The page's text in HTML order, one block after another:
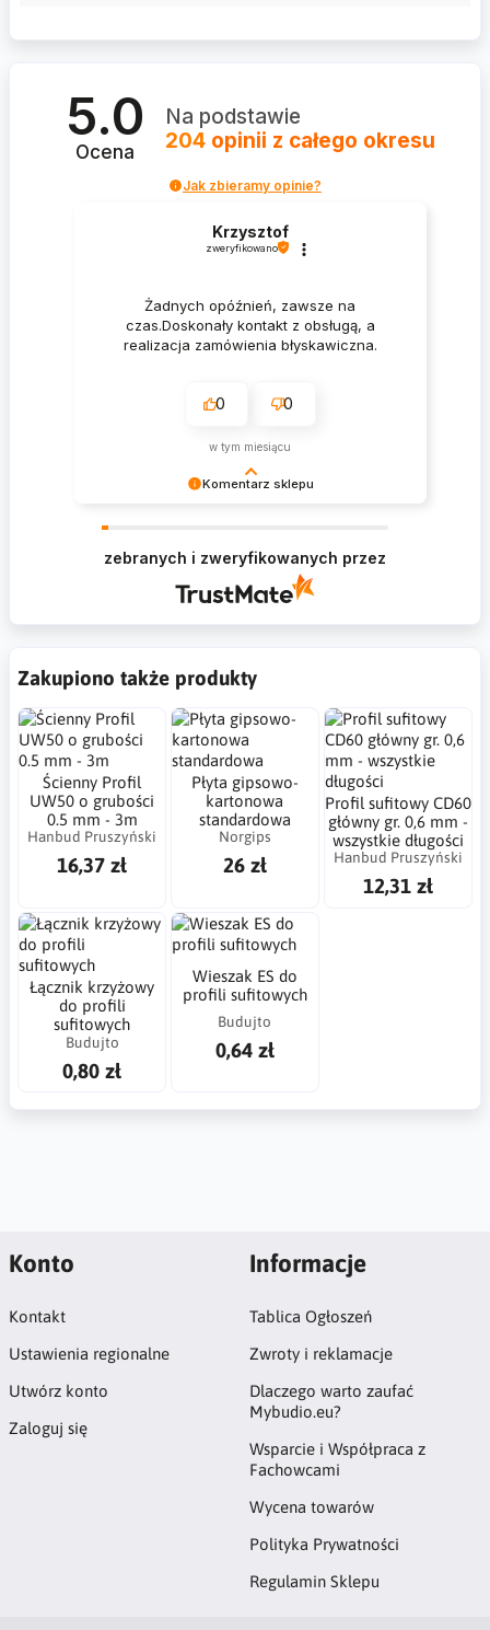
5.0
Ocena
Na podstawie
204 opinii z całego okresu
Jak zbieramy opinie?
Komentarz sklepu
Krzysztof
zweryfikowano
Żadnych opóźnień, zawsze na
czas.Doskonały kontakt z obsługą, a
realizacja zamówienia błyskawiczna.
0 0
w tym miesiącu
zebranych i zweryfikowanych przez
Zakupiono także produkty
Ścienny Profil
UW50 o grubości
0.5 mm - 3m
Hanbud Pruszyński
16,37 zł
Płyta gipsowo-
kartonowa
standardowa
Norgips
26 zł
Profil sufitowy CD60
główny gr. 0,6 mm -
wszystkie długości
Hanbud Pruszyński
12,31 zł
Łącznik krzyżowy
do profili
sufitowych
Budujto
0,80 zł
Wieszak ES do
profili sufitowych
Budujto
0,64 zł
Konto
Kontakt
Ustawienia regionalne
Utwórz konto
Zaloguj się
Informacje
Tablica Ogłoszeń
Zwroty i reklamacje
Dlaczego warto zaufać
Mybudio.eu?
Wsparcie i Współpraca z
Fachowcami
Wycena towarów
Polityka Prywatności
Regulamin Sklepu